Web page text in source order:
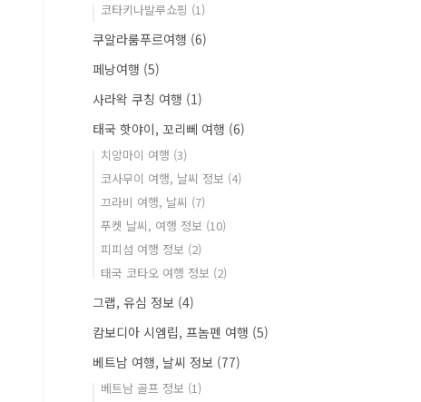
코타키나발루쇼핑 (1)
쿠알라룸푸르여행 (6)
페낭여행 (5)
사라왁 쿠칭 여행 (1)
태국 핫야이, 꼬리뻬 여행 (6)
치앙마이 여행 (3)
코사무이 여행, 날씨 정보 (4)
끄라비 여행, 날씨 (7)
푸켓 날씨, 여행 정보 (10)
피피섬 여행 정보 (2)
태국 코타오 여행 정보 (2)
그랩, 유심 정보 (4)
캄보디아 시엠립, 프놈펜 여행 (5)
베트남 여행, 날씨 정보 (77)
베트남 골프 정보 (1)